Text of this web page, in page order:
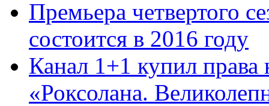
Премьера четвертого
состоится в 2016 году
Канал 1+1 купил права
«Роксолана.